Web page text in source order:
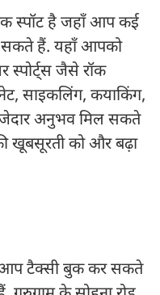
स्पॉट है जहाँ आप कई
हैं. यहाँ आपको
स्पोर्ट्स जैसे रॉक
साइकलिंग, कयाकिंग,
अनुभव मिल सकते
खूबसूरती को और बढ़ा
टैक्सी बुक कर सकते